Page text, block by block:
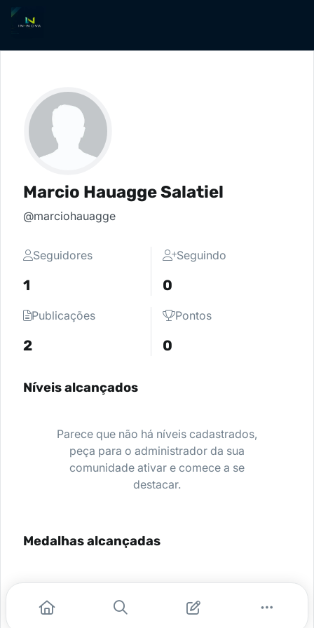
Marcio Hauagge Salatiel
@marciohauagge
Seguidores
1
Seguindo
0
Publicações
2
Pontos
0
Níveis alcançados
Parece que não há níveis cadastrados,
peça para o administrador da sua
comunidade ativar e comece a se
destacar.
Medalhas alcançadas
Nenhuma medalha encontrada